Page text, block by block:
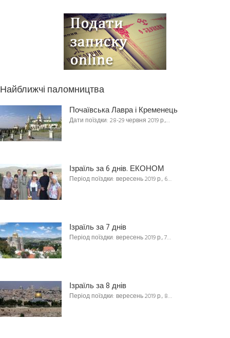
Найближчі паломництва
Почаївська Лавра і Кременець
Дати поїздки: 28-29 червня 2019 р.,…
Ізраїль за 6 днів. ЕКОНОМ
Період поїздки: вересень 2019 р., 6…
Ізраїль за 7 днів
Період поїздки: вересень 2019 р., 7…
Ізраїль за 8 днів
Період поїздки: вересень 2019 р., 8…